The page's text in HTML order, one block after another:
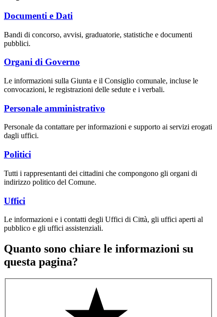
Documenti e Dati
Bandi di concorso, avvisi, graduatorie, statistiche e documenti
pubblici.
Organi di Governo
Le informazioni sulla Giunta e il Consiglio comunale, incluse le
convocazioni, le registrazioni delle sedute e i verbali.
Personale amministrativo
Personale da contattare per informazioni e supporto ai servizi erogati
dagli uffici.
Politici
Tutti i rappresentanti dei cittadini che compongono gli organi di
indirizzo politico del Comune.
Uffici
Le informazioni e i contatti degli Uffici di Città, gli uffici aperti al
pubblico e gli uffici assistenziali.
Quanto sono chiare le informazioni su
questa pagina?